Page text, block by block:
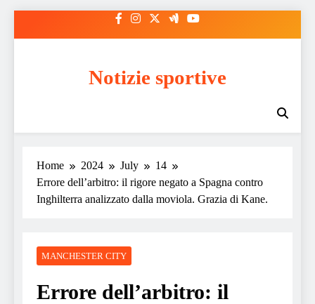
Notizie sportive
Home 2024 July
14
Errore dell’arbitro: il rigore negato a Spagna contro
Inghilterra analizzato dalla moviola. Grazia di Kane.
MANCHESTER CITY
Errore dell’arbitro: il